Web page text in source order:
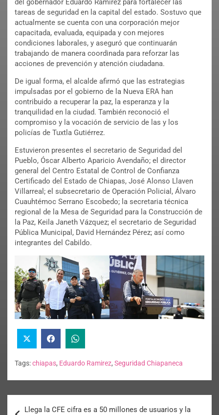
del gobernador Eduardo Ramírez para fortalecer las
tareas de seguridad en la capital del estado. Sostuvo que
actualmente se cuenta con una corporación mejor
capacitada, evaluada, equipada y con mejores
condiciones laborales, y aseguró que continuarán
trabajando de manera coordinada para reforzar las
acciones de prevención y atención ciudadana.
De igual forma, el alcalde afirmó que las estrategias
impulsadas por el gobierno de la Nueva ERA han
contribuido a recuperar la paz, la esperanza y la
tranquilidad en la ciudad. También reconoció el
compromiso y la vocación de servicio de las y los
policías de Tuxtla Gutiérrez.
Estuvieron presentes el secretario de Seguridad del
Pueblo, Óscar Alberto Aparicio Avendaño; el director
general del Centro Estatal de Control de Confianza
Certificado del Estado de Chiapas, José Alonso Llaven
Villarreal; el subsecretario de Operación Policial, Álvaro
Cuauhtémoc Serrano Escobedo; la secretaria técnica
regional de la Mesa de Seguridad para la Construcción de
la Paz, Keila Janeth Vázquez; el secretario de Seguridad
Pública Municipal, David Hernández Pérez; así como
integrantes del Cabildo.
Tags:chiapas, Eduardo Ramirez, Seguridad Chiapaneca
Llega la CFE cifra es a 50 millones de usuarios y la